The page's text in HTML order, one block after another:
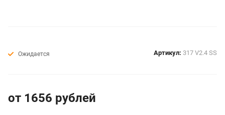
Ожидается Артикул: 317 V2.4 SS
от 1656 рублей